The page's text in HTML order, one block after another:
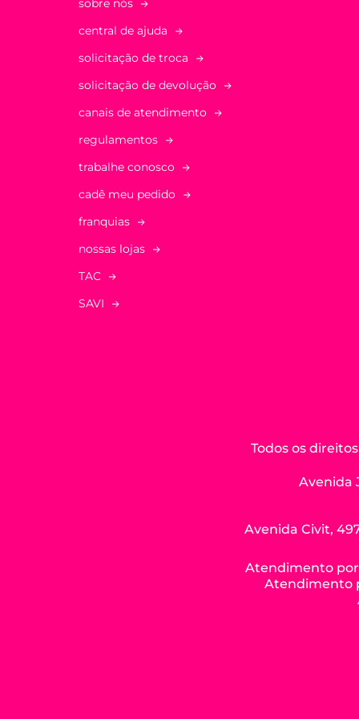
sobre nós
central de ajuda
solicitação de troca
solicitação de devolução
canais de atendimento
regulamentos
trabalhe conosco
cadê meu pedido
franquias
nossas lojas
TAC
SAVI
Todos os
Avenida
Avenida Civit,
Atendimento por
Atendimento